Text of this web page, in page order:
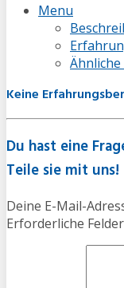
Menu
Keine
Du hast eine
Teile sie mit uns!
Deine E-Mail-
Erforderliche